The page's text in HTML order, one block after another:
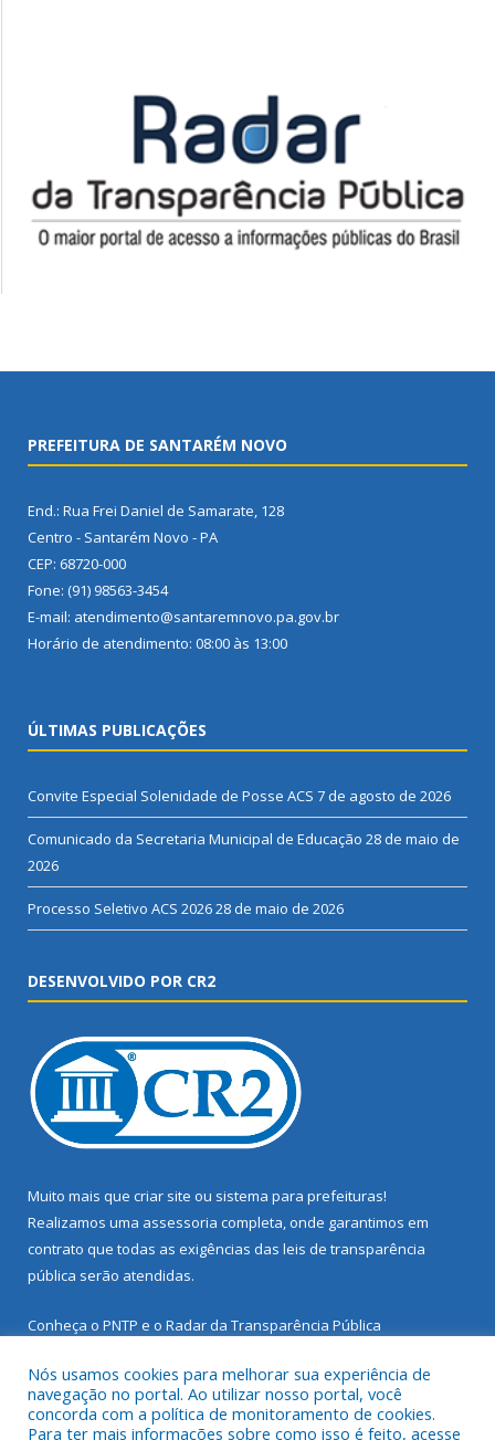
PREFEITURA DE SANTARÉM NOVO
End.: Rua Frei Daniel de Samarate, 128
Centro - Santarém Novo - PA
CEP: 68720-000
Fone: (91) 98563-3454
E-mail: atendimento@santaremnovo.pa.gov.br
Horário de atendimento: 08:00 às 13:00
ÚLTIMAS PUBLICAÇÕES
Convite Especial Solenidade de Posse ACS 7 de agosto de 2026
Comunicado da Secretaria Municipal de Educação 28 de maio de
2026
Processo Seletivo ACS 202628 de maio de 2026
DESENVOLVIDO POR CR2
Muito mais que criar site ou sistema para prefeituras!
Realizamos uma assessoria completa, onde garantimos em
contrato que todas as exigências das leis de transparência
pública serão atendidas.
Conheça o PNTP e o Radar da Transparência Pública
Nós usamos cookies para melhorar sua experiência de
navegação no portal. Ao utilizar nosso portal, você
concorda com a política de monitoramento de cookies.
Para ter mais informações sobre como isso é feito, acesse